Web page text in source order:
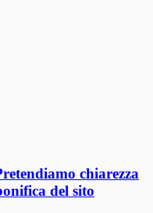
chiarezza
del sito